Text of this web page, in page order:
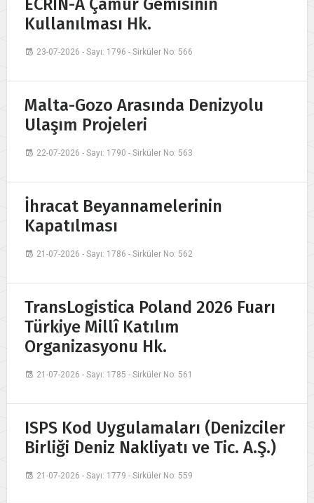
ECRİN-A Çamur Gemisinin
Kullanılması Hk.
23-07-2026 - Sayı: 1796 - Sirküler No: 566
Malta-Gozo Arasında Denizyolu
Ulaşım Projeleri
22-07-2026 - Sayı: 1790 - Sirküler No: 563
İhracat Beyannamelerinin
Kapatılması
21-07-2026 - Sayı: 1786 - Sirküler No: 562
TransLogistica Poland 2026 Fuarı
Türkiye Millî Katılım
Organizasyonu Hk.
21-07-2026 - Sayı: 1785 - Sirküler No: 561
ISPS Kod Uygulamaları (Denizciler
Birliği Deniz Nakliyatı ve Tic. A.Ş.)
21-07-2026 - Sayı: 1779 - Sirküler No: 559